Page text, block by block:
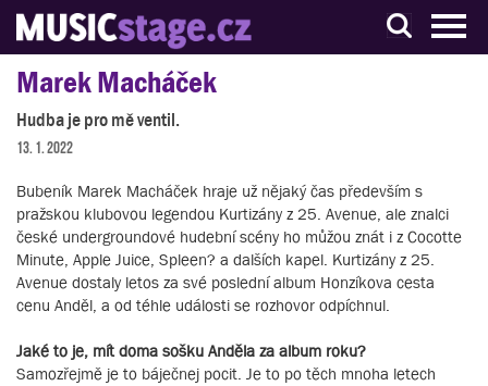
S muzikanty pro muzikanty
Marek Macháček
Hudba je pro mě ventil.
13. 1. 2022
Bubeník Marek Macháček hraje už nějaký čas především s
pražskou klubovou legendou Kurtizány z 25. Avenue, ale znalci
české undergroundové hudební scény ho můžou znát i z Cocotte
Minute, Apple Juice, Spleen? a dalších kapel. Kurtizány z 25.
Avenue dostaly letos za své poslední album Honzíkova cesta
cenu Anděl, a od téhle události se rozhovor odpíchnul.
Jaké to je, mít doma sošku Anděla za album roku?
Samozřejmě je to báječnej pocit. Je to po těch mnoha letech